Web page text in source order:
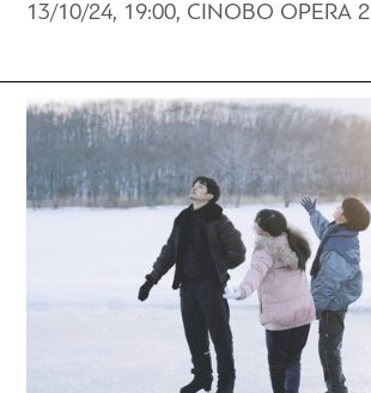
13/10/24, 19:00, CINOBO OPERA 2